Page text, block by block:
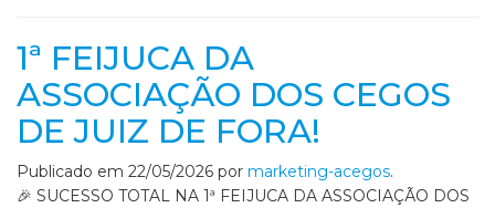
1ª FEIJUCA DA
ASSOCIAÇÃO DOS CEGOS
DE JUIZ DE FORA!
Publicado em 22/05/2026 por marketing-acegos.
🎉 SUCESSO TOTAL NA 1ª FEIJUCA DA ASSOCIAÇÃO DOS